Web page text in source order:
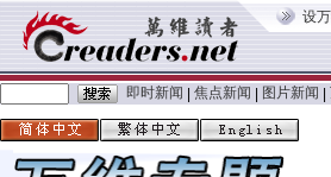
设
即时新闻 焦点新闻 图片新闻